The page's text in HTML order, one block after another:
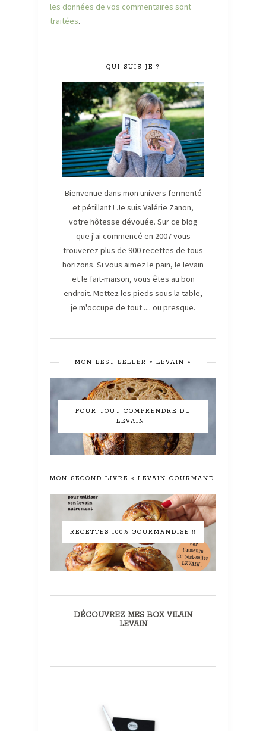
les données de vos commentaires sont
traitées.
QUI SUIS-JE ?
Bienvenue dans mon univers fermenté
et pétillant ! Je suis Valérie Zanon,
votre hôtesse dévouée. Sur ce blog
que j'ai commencé en 2007 vous
trouverez plus de 900 recettes de tous
horizons. Si vous aimez le pain, le levain
et le fait-maison, vous êtes au bon
endroit. Mettez les pieds sous la table,
je m'occupe de tout .... ou presque.
MON BEST SELLER « LEVAIN »
POUR TOUT COMPRENDRE DU
LEVAIN !
MON SECOND LIVRE « LEVAIN GOURMAND »
RECETTES 100% GOURMANDISE !!
DÉCOUVREZ MES BOX VILAIN
LEVAIN